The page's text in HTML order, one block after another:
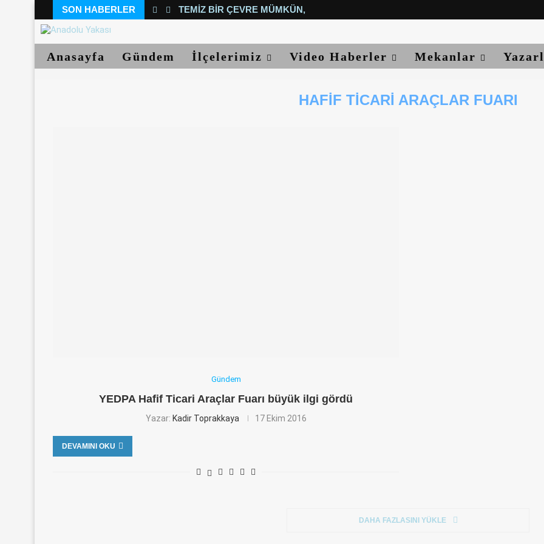
SON HABERLER TEMIZ BIR ÇEVRE MÜMKÜN, YETER...
Anasayfa Gündem İlçelerimiz Video Haberler Mekanlar
HAFIF TICARI ARAÇLAR FUARI
Gündem
YEDPA Hafif Ticari Araçlar Fuarı büyük ilgi gördü
Yazar: Kadir Toprakkaya 17 Ekim 2016
DEVAMINI OKU
DAHA FAZLASINI YÜKLE